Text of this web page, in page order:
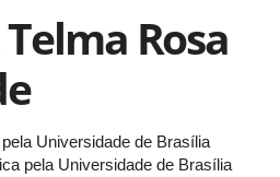
Rosa
Universidade de Brasília
pela Universidade de Brasília